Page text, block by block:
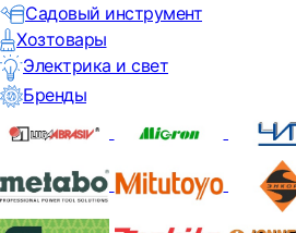
Садовый инструмент
Хозтовары
Электрика и свет
Бренды